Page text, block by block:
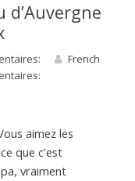
French
aimez les
que c’est
vraiment